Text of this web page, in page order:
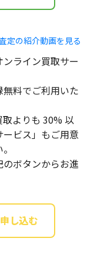
定の紹介動画を見る
ライン買取サー
料でご利用いた
よりも 30% 以
ビス」もご用意
ボタンからお進
し込む